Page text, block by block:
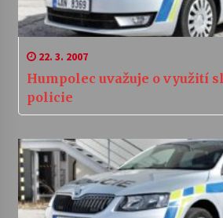
22. 3. 2007
Humpolec uvažuje o využití
policie